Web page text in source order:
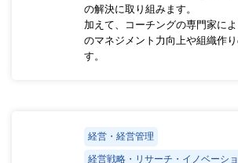
の解決に取り組みます。
加えて、コーチングの専門家に
のマネジメント力向上や組織作
す。
経営・経営管理
経営戦略・リサーチ・イノベーシ